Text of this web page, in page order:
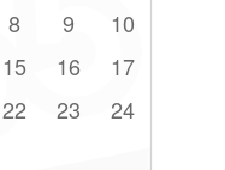
8 9 10
15 16 17
22 23 24